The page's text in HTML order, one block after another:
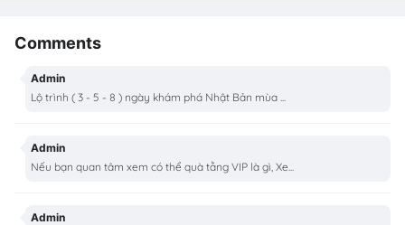
Comments
Admin
Lộ trình ( 3 - 5 - 8 ) ngày khám phá Nhật Bản mùa ...
Admin
Nếu bạn quan tâm xem có thể quà tằng VIP là gì, Xe...
Admin